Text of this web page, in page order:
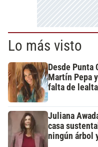
Lo más visto
Desde Punta
Martín Pepa
falta de
Juliana
casa
ningún árbol